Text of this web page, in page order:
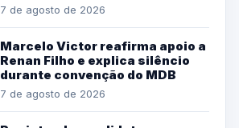
7 de agosto de 2026
Marcelo Victor reafirma apoio a
Renan Filho e explica silêncio
durante convenção do MDB
7 de agosto de 2026